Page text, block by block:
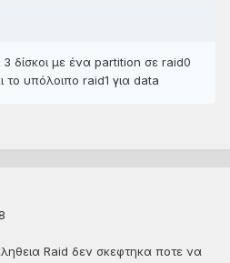
3 δίσκοι με ένα partition σε raid0
το υπόλοιπο raid1 για data
Raid δεν σκεφτηκα ποτε να